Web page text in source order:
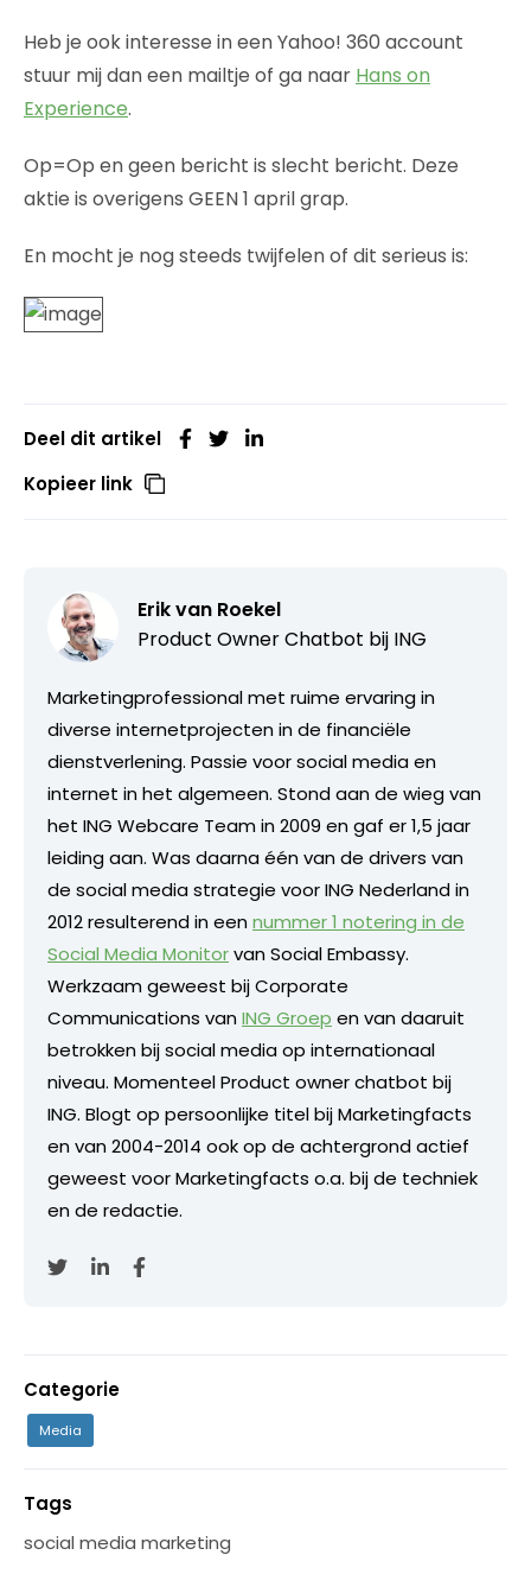
Heb je ook interesse in een Yahoo! 360 account
stuur mij dan een mailtje of ga naar Hans on
Experience.
Op=Op en geen bericht is slecht bericht. Deze
aktie is overigens GEEN 1 april grap.
En mocht je nog steeds twijfelen of dit serieus is:
Deel dit artikel
Kopieer link
Erik van Roekel
Product Owner Chatbot bij ING
Marketingprofessional met ruime ervaring in
diverse internetprojecten in de financiële
dienstverlening. Passie voor social media en
internet in het algemeen. Stond aan de wieg van
het ING Webcare Team in 2009 en gaf er 1,5 jaar
leiding aan. Was daarna één van de drivers van
de social media strategie voor ING Nederland in
2012 resulterend in eennummer 1 notering in de
Social Media Monitorvan Social Embassy.
Werkzaam geweest bij Corporate
Communications vanING Groep en van daaruit
betrokken bij social media op internationaal
niveau. Momenteel Product owner chatbot bij
ING. Blogt op persoonlijke titel bij Marketingfacts
en van 2004-2014 ook op de achtergrond actief
geweest voor Marketingfacts o.a. bij de techniek
en de redactie.
Categorie
Media
Tags
social media marketing